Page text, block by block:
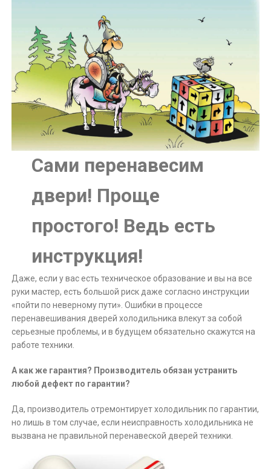
Сами перенавесим
двери! Проще
простого! Ведь есть
инструкция!
Даже, если у вас есть техническое образование и вы на все
руки мастер, есть большой риск даже согласно инструкции
«пойти по неверному пути». Ошибки в процессе
перенавешивания дверей холодильника влекут за собой
серьезные проблемы, и в будущем обязательно скажутся на
работе техники.
А как же гарантия? Производитель обязан устранить
любой дефект по гарантии?
Да, производитель отремонтирует холодильник по гарантии,
но лишь в том случае, если неисправность холодильника не
вызвана не правильной перенавеской дверей техники.